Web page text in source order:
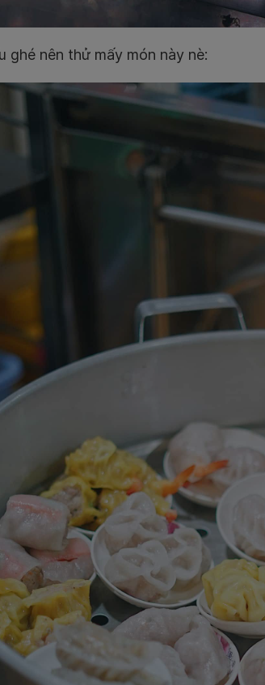
ghé nên thử mấy món này nè: